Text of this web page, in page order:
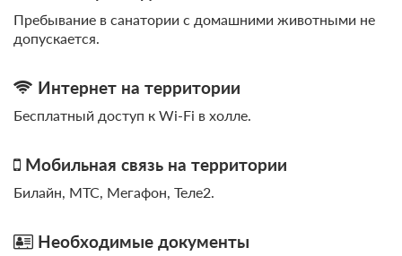
Пребывание в санатории с домашними животными не
допускается.
Интернет на территории
Бесплатный доступ к Wi-Fi в холле.
Мобильная связь на территории
Билайн, МТС, Мегафон, Теле2.
Необходимые документы